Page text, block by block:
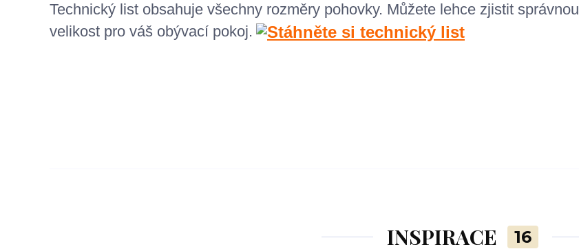
Technický list obsahuje všechny rozměry pohovky. Můžete lehce zjistit správnou
velikost pro váš obývací pokoj.
INSPIRACE 16